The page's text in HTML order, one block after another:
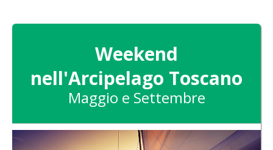
ATTIVITÀ
Weekend
nell'Arcipelago Toscano
Maggio e Settembre